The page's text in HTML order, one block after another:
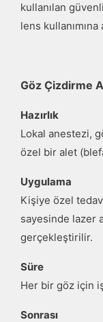
kullanılan
lens
Göz Çizdirme
Hazırlık
Lokal anestezi,
özel bir alet
Uygulama
Kişiye özel
sayesinde lazer
gerçekleştirilir.
Süre
Her bir göz için
Sonrası